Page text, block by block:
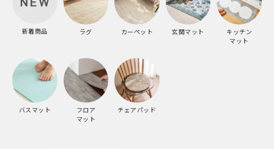
新着商品 ラグ カーペット 玄関マット
キッチン
マット
バスマット
フロア
マット
チェアパッド